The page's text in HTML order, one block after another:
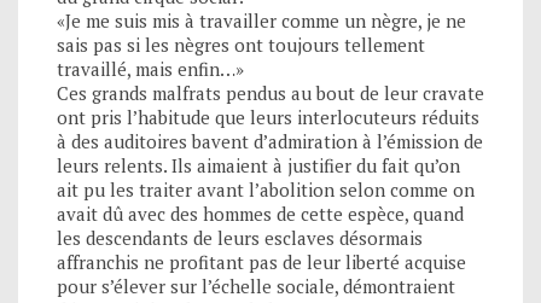
«Je me suis mis à travailler comme un nègre, je ne
sais pas si les nègres ont toujours tellement
travaillé, mais enfin…»
Ces grands malfrats pendus au bout de leur cravate
ont pris l’habitude que leurs interlocuteurs réduits
à des auditoires bavent d’admiration à l’émission de
leurs relents. Ils aimaient à justifier du fait qu’on
ait pu les traiter avant l’abolition selon comme on
avait dû avec des hommes de cette espèce, quand
les descendants de leurs esclaves désormais
affranchis ne profitant pas de leur liberté acquise
pour s’élever sur l’échelle sociale, démontraient